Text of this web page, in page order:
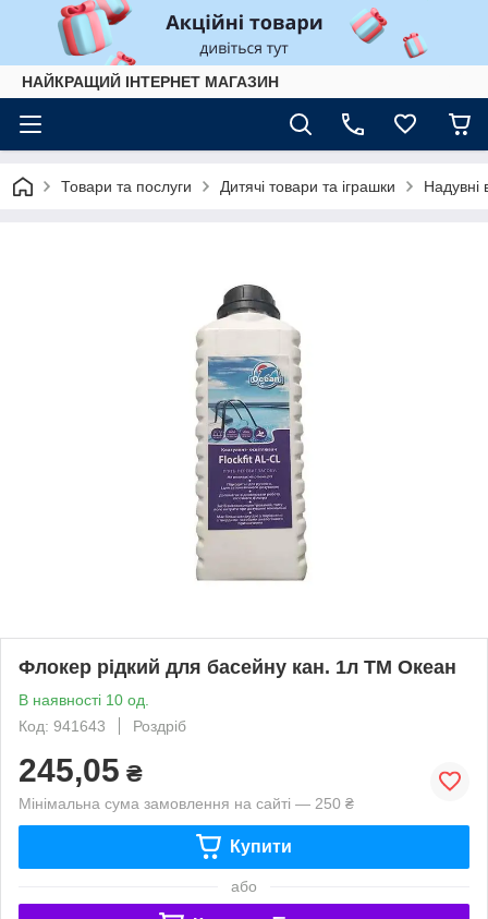
НАЙКРАЩИЙ ІНТЕРНЕТ МАГАЗИН
Товари та послуги Дитячі товари та іграшки Надувні
Флокер рідкий для басейну кан. 1л ТМ Океан
В наявності 10 од.
Код: 941643
Роздріб
245,05 ₴
Мінімальна сума замовлення на сайті — 250 ₴
Купити
або